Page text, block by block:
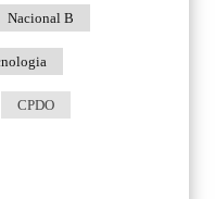
Nacional B
CPDO